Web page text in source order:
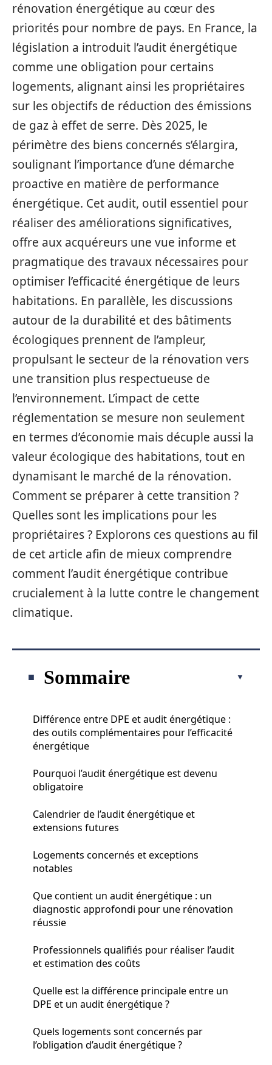
rénovation énergétique au cœur des
priorités pour nombre de pays. En France, la
législation a introduit l’audit énergétique
comme une obligation pour certains
logements, alignant ainsi les propriétaires
sur les objectifs de réduction des émissions
de gaz à effet de serre. Dès 2025, le
périmètre des biens concernés s’élargira,
soulignant l’importance d’une démarche
proactive en matière de performance
énergétique. Cet audit, outil essentiel pour
réaliser des améliorations significatives,
offre aux acquéreurs une vue informe et
pragmatique des travaux nécessaires pour
optimiser l’efficacité énergétique de leurs
habitations. En parallèle, les discussions
autour de la durabilité et des bâtiments
écologiques prennent de l’ampleur,
propulsant le secteur de la rénovation vers
une transition plus respectueuse de
l’environnement. L’impact de cette
réglementation se mesure non seulement
en termes d’économie mais décuple aussi la
valeur écologique des habitations, tout en
dynamisant le marché de la rénovation.
Comment se préparer à cette transition ?
Quelles sont les implications pour les
propriétaires ? Explorons ces questions au fil
de cet article afin de mieux comprendre
comment l’audit énergétique contribue
crucialement à la lutte contre le changement
climatique.
Sommaire
Différence entre DPE et audit énergétique :
des outils complémentaires pour l’efficacité
énergétique
Pourquoi l’audit énergétique est devenu
obligatoire
Calendrier de l’audit énergétique et
extensions futures
Logements concernés et exceptions
notables
Que contient un audit énergétique : un
diagnostic approfondi pour une rénovation
réussie
Professionnels qualifiés pour réaliser l’audit
et estimation des coûts
Quelle est la différence principale entre un
DPE et un audit énergétique ?
Quels logements sont concernés par
l’obligation d’audit énergétique ?